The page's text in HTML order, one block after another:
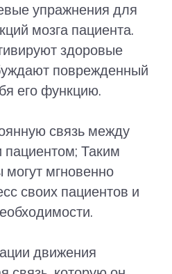
упражнения для
мозга пациента.
здоровые
поврежденный
его функцию.
связь между
Таким
мгновенно
своих пациентов и
движения